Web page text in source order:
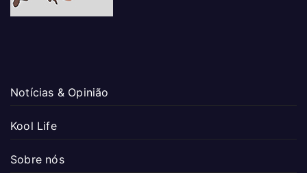
Notícias & Opinião
Kool Life
Sobre nós